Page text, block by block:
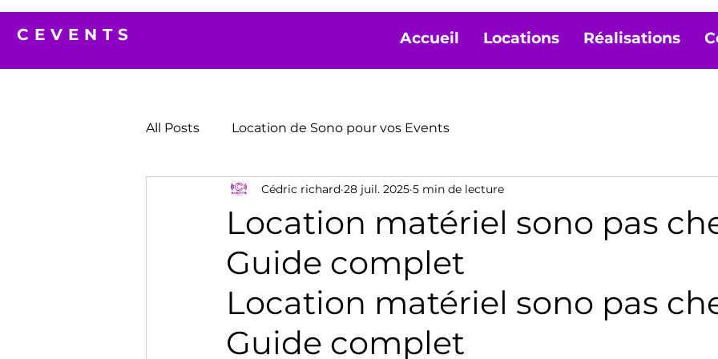
CEVENTS Accueil Locations Réalisations
All Posts Location de Sono pour vos Events
Location matériel sono pas
Guide complet
Cédric richard 28 juil. 2025 5 min de lecture
Location matériel sono pas
Guide complet